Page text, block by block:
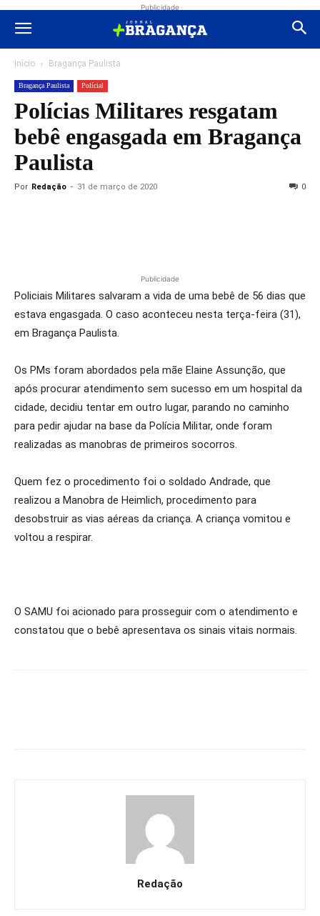
Publicidade
Início Bragança Paulista
Bragança Paulista Polícial
Polícias Militares resgatam
bebê engasgada em Bragança
Paulista
Por Redação - 31 de março de 2020 0
Publicidade
Policiais Militares salvaram a vida de uma bebê de 56 dias que
estava engasgada. O caso aconteceu nesta terça-feira (31),
em Bragança Paulista.
Os PMs foram abordados pela mãe Elaine Assunção, que
após procurar atendimento sem sucesso em um hospital da
cidade, decidiu tentar em outro lugar, parando no caminho
para pedir ajudar na base da Polícia Militar, onde foram
realizadas as manobras de primeiros socorros.
Quem fez o procedimento foi o soldado Andrade, que
realizou a Manobra de Heimlich, procedimento para
desobstruir as vias aéreas da criança. A criança vomitou e
voltou a respirar.
O SAMU foi acionado para prosseguir com o atendimento e
constatou que o bebê apresentava os sinais vitais normais.
Redação